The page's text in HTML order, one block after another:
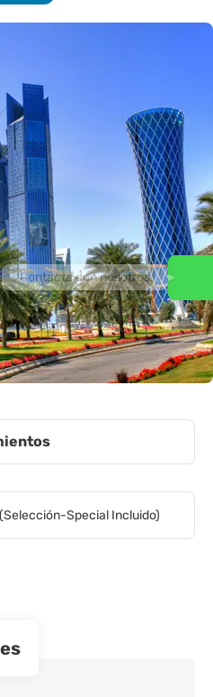
(Selección-Special Incluido)
Contacta con nosotros